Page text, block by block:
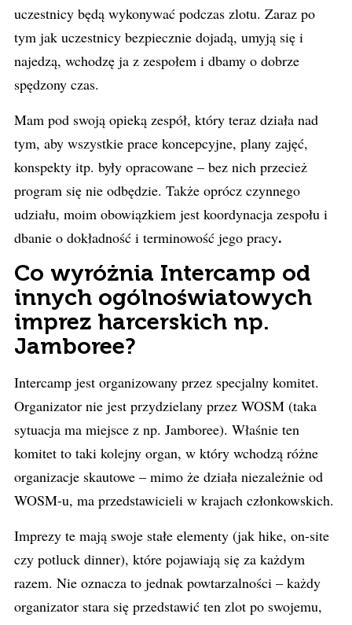
uczestnicy będą wykonywać podczas zlotu. Zaraz po
tym jak uczestnicy bezpiecznie dojadą, umyją się i
najedzą, wchodzę ja z zespołem i dbamy o dobrze
spędzony czas.
Mam pod swoją opieką zespół, który teraz działa nad
tym, aby wszystkie prace koncepcyjne, plany zajęć,
konspekty itp. były opracowane – bez nich przecież
program się nie odbędzie. Także oprócz czynnego
udziału, moim obowiązkiem jest koordynacja zespołu i
dbanie o dokładność i terminowość jego pracy.
Co wyróżnia Intercamp od
innych ogólnoświatowych
imprez harcerskich np.
Jamboree?
Intercamp jest organizowany przez specjalny komitet.
Organizator nie jest przydzielany przez WOSM (taka
sytuacja ma miejsce z np. Jamboree). Właśnie ten
komitet to taki kolejny organ, w który wchodzą różne
organizacje skautowe – mimo że działa niezależnie od
WOSM-u, ma przedstawicieli w krajach członkowskich.
Imprezy te mają swoje stałe elementy (jak hike, on-site
czy potluck dinner), które pojawiają się za każdym
razem. Nie oznacza to jednak powtarzalności – każdy
organizator stara się przedstawić ten zlot po swojemu,